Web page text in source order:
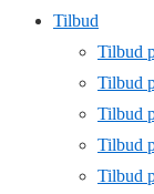
Tilbud
Tilbud
Tilbud
Tilbud
Tilbud
Tilbud